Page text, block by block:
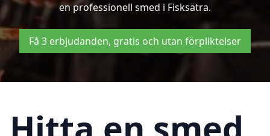
en professionell smed i Fisksätra.
Få 3 erbjudanden, gratis och utan förpliktelser